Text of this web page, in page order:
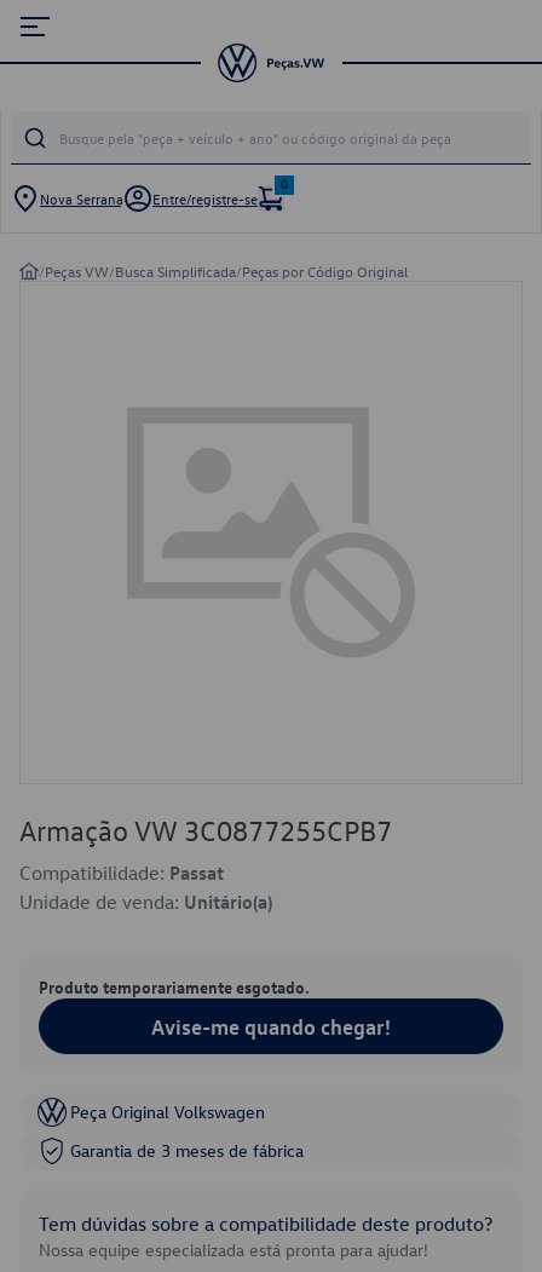
Nova Serrana Entre/registre-se
0
/Peças VW/Busca Simplificada/Peças por Código Original
Armação VW 3C0877255CPB7
Compatibilidade: Passat
Unidade de venda: Unitário(a)
Produto temporariamente esgotado.
Avise-me quando chegar!
Peça Original Volkswagen
Garantia de 3 meses de fábrica
Tem dúvidas sobre a compatibilidade deste produto?
Nossa equipe especializada está pronta para ajudar!